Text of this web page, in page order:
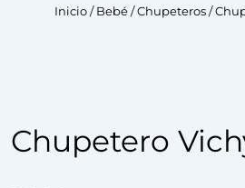
Inicio/Bebé/Chupeteros/
Chupetero